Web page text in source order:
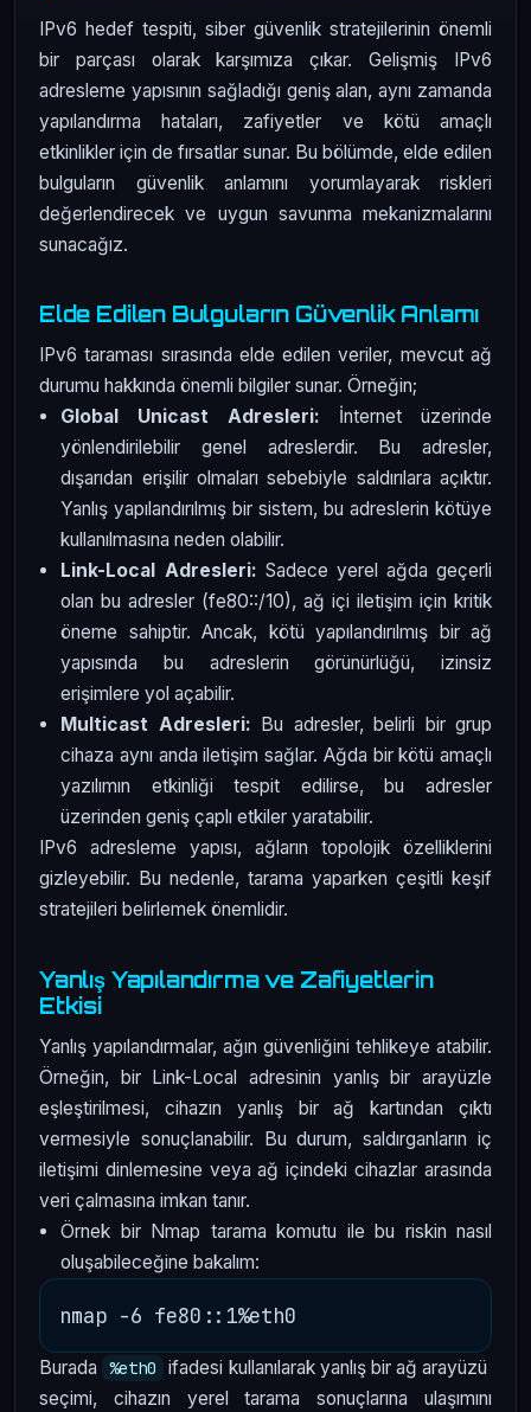
IPv6 hedef tespiti, siber güvenlik stratejilerinin önemli
bir parçası olarak karşımıza çıkar. Gelişmiş IPv6
adresleme yapısının sağladığı geniş alan, aynı zamanda
yapılandırma hataları, zafiyetler ve kötü amaçlı
etkinlikler için de fırsatlar sunar. Bu bölümde, elde edilen
bulguların güvenlik anlamını yorumlayarak riskleri
değerlendirecek ve uygun savunma mekanizmalarını
sunacağız.
Elde Edilen Bulguların Güvenlik Anlamı
IPv6 taraması sırasında elde edilen veriler, mevcut ağ
durumu hakkında önemli bilgiler sunar. Örneğin;
Global Unicast Adresleri: İnternet üzerinde
yönlendirilebilir genel adreslerdir. Bu adresler,
dışarıdan erişilir olmaları sebebiyle saldırılara açıktır.
Yanlış yapılandırılmış bir sistem, bu adreslerin kötüye
kullanılmasına neden olabilir.
Link-Local Adresleri: Sadece yerel ağda geçerli
olan bu adresler (fe80::/10), ağ içi iletişim için kritik
öneme sahiptir. Ancak, kötü yapılandırılmış bir ağ
yapısında bu adreslerin görünürlüğü, izinsiz
erişimlere yol açabilir.
Multicast Adresleri: Bu adresler, belirli bir grup
cihaza aynı anda iletişim sağlar. Ağda bir kötü amaçlı
yazılımın etkinliği tespit edilirse, bu adresler
üzerinden geniş çaplı etkiler yaratabilir.
IPv6 adresleme yapısı, ağların topolojik özelliklerini
gizleyebilir. Bu nedenle, tarama yaparken çeşitli keşif
stratejileri belirlemek önemlidir.
Yanlış Yapılandırma ve Zafiyetlerin
Etkisi
Yanlış yapılandırmalar, ağın güvenliğini tehlikeye atabilir.
Örneğin, bir Link-Local adresinin yanlış bir arayüzle
eşleştirilmesi, cihazın yanlış bir ağ kartından çıktı
vermesiyle sonuçlanabilir. Bu durum, saldırganların iç
iletişimi dinlemesine veya ağ içindeki cihazlar arasında
veri çalmasına imkan tanır.
Örnek bir Nmap tarama komutu ile bu riskin nasıl
oluşabileceğine bakalım:
Burada %eth0
ifadesi kullanılarak yanlış bir ağ arayüzü
seçimi, cihazın yerel tarama sonuçlarına ulaşımını